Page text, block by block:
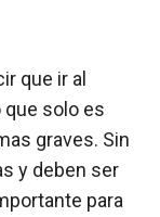
que ir al
que solo es
graves. Sin
y deben ser
para